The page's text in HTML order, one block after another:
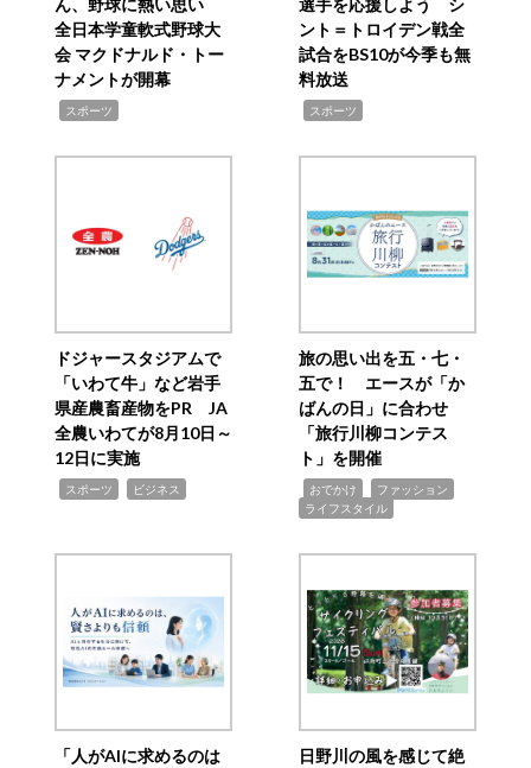
全日本学童軟式野球大
会 マクドナルド・トー
ナメントが開幕
スポーツ
ント＝トロイデン戦全
試合をBS10が今季も無
料放送
スポーツ
ドジャースタジアムで
「いわて牛」など岩手
県産農畜産物をPR JA
全農いわてが8月10日～
12日に実施
スポーツ ビジネス
旅の思い出を五・七・
五で！ エースが「か
ばんの日」に合わせ
「旅行川柳コンテス
ト」を開催
おでかけ ファッション
ライフスタイル
「人がAIに求めるのは
日野川の風を感じて絶